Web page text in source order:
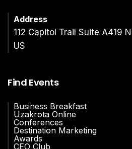
Address
112 Capitol Trail Suite A419
US
Find Events
Business Breakfast
Uzakrota Online
Conferences
Destination Marketing
Awards
CEO Club